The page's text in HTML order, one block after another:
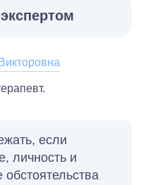
если
личность и